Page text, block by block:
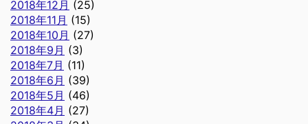
2018年12月 (25)
2018年11月 (15)
2018年10月 (27)
2018年9月 (3)
2018年7月 (11)
2018年6月 (39)
2018年5月 (46)
2018年4月 (27)